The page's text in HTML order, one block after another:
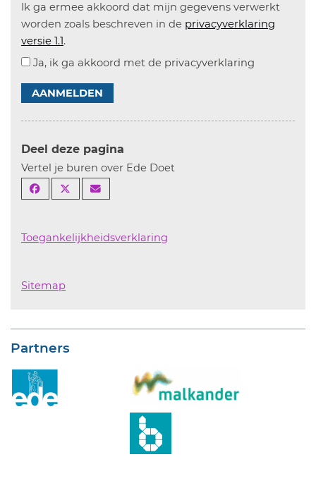
Ik ga ermee akkoord dat mijn gegevens verwerkt
worden zoals beschreven in de privacyverklaring
versie 1.1.
Ja, ik ga akkoord met de privacyverklaring
AANMELDEN
Deel deze pagina
Vertel je buren over Ede Doet
Toegankelijkheidsverklaring
Sitemap
Partners